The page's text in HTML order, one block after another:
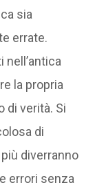
sia
errate.
nell’antica
la propria
di verità. Si
di
diverranno
errori senza